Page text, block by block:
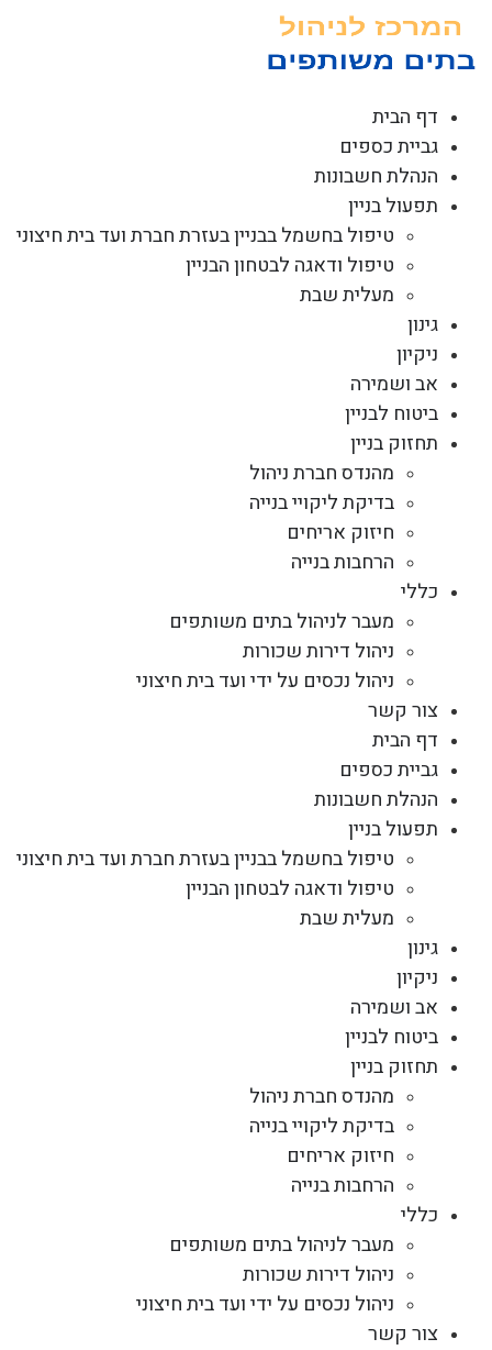
דף הבית
גביית כספים
הנהלת חשבונות
תפעול בניין
טיפול בחשמל בבניין בעזרת חברת ועד בית חיצוני
טיפול ודאגה לבטחון הבניין
מעלית שבת
גינון
ניקיון
אב ושמירה
ביטוח לבניין
תחזוק בניין
מהנדס חברת ניהול
בדיקת ליקויי בנייה
חיזוק אריחים
הרחבות בנייה
כללי
מעבר לניהול בתים משותפים
ניהול דירות שכורות
ניהול נכסים על ידי ועד בית חיצוני
צור קשר
דף הבית
גביית כספים
הנהלת חשבונות
תפעול בניין
טיפול בחשמל בבניין בעזרת חברת ועד בית חיצוני
טיפול ודאגה לבטחון הבניין
מעלית שבת
גינון
ניקיון
אב ושמירה
ביטוח לבניין
תחזוק בניין
מהנדס חברת ניהול
בדיקת ליקויי בנייה
חיזוק אריחים
הרחבות בנייה
כללי
מעבר לניהול בתים משותפים
ניהול דירות שכורות
ניהול נכסים על ידי ועד בית חיצוני
צור קשר